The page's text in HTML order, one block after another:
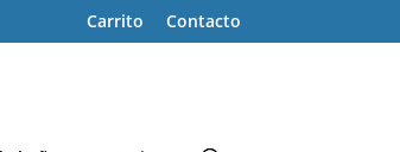
Carrito
Contacto